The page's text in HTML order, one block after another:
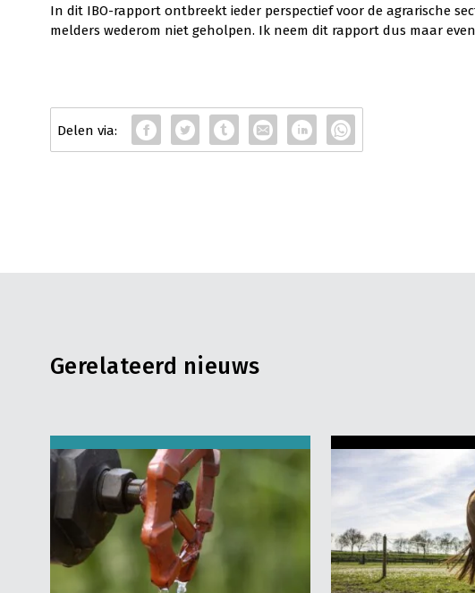
In dit IBO-rapport ontbreekt ieder perspectief voor de agrarische
melders wederom niet geholpen. Ik neem dit rapport dus maar
Gerelateerd nieuws